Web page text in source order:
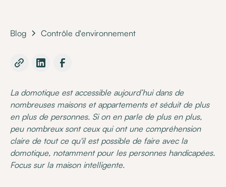
Blog Contrôle d'environnement
La domotique est accessible aujourd’hui dans de
nombreuses maisons et appartements et séduit de plus
en plus de personnes. Si on en parle de plus en plus,
peu nombreux sont ceux qui ont une compréhension
claire de tout ce qu'il est possible de faire avec la
domotique, notamment pour les personnes handicapées.
Focus sur la maison intelligente.